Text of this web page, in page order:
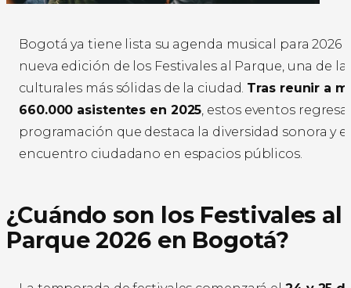
Bogotá ya tiene lista su agenda musical para 2026
nueva edición de los Festivales al Parque, una de
culturales más sólidas de la ciudad. Tras reunir a
660.000 asistentes en 2025, estos eventos
programación que destaca la diversidad sonora y el
encuentro ciudadano en espacios públicos.
¿Cuándo son los Festivales al
Parque 2026 en Bogotá?